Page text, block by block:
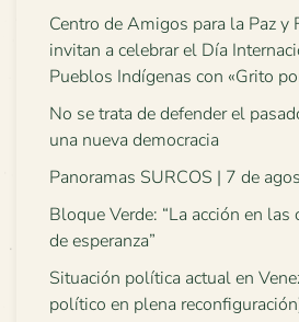
Centro de Amigos para la Paz
invitan a celebrar el Día
Pueblos Indígenas con «Grito
No se trata de defender el
una nueva democracia
Panoramas SURCOS | 7 de
Bloque Verde: “La acción en
de esperanza”
Situación política actual en
político en plena